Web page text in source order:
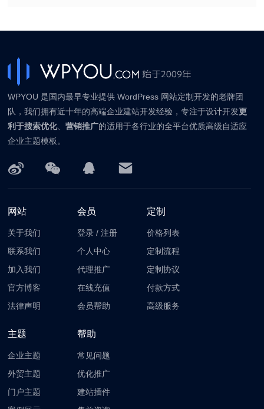
WPYOU 是国内最早专业提供 WordPress 网站定制开发的老牌团
队，我们拥有近十年的高端企业建站开发经验，专注于设计开发更
利于搜索优化、营销推广的适用于各行业的全平台优质高级自适应
企业主题模板。
网站
关于我们
联系我们
加入我们
官方博客
法律声明
会员
登录 /注册
个人中心
代理推广
在线充值
会员帮助
定制
价格列表
定制流程
定制协议
付款方式
高级服务
主题
企业主题
外贸主题
门户主题
帮助
常见问题
优化推广
建站插件